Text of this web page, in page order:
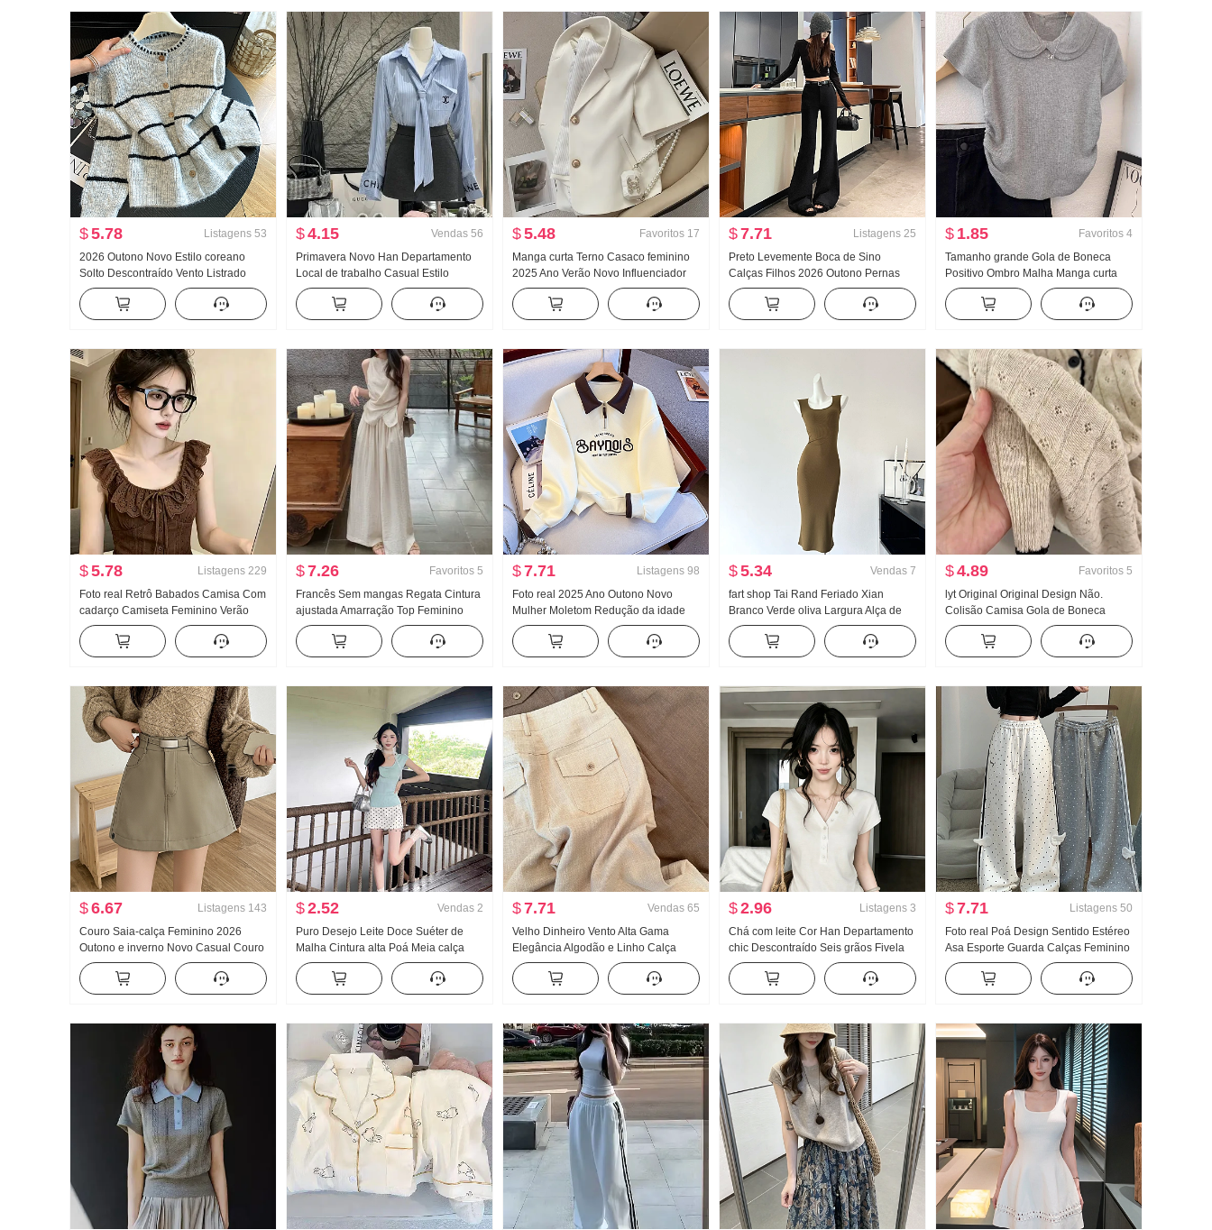
$5.78 Listagens 53
2026 Outono Novo Estilo coreano
Solto Descontraído Vento Listrado
Malha Cardigã Feminino Design
Sentido Nicho pequeno Casaco de
camisola Estilo
$4.15 Vendas 56
Primavera Novo Han Departamento
Local de trabalho Casual Estilo
Conjunto Feminino Elegância
Listrado Camisa Cintura alta Saia
midi Conjunto de duas peças
$5.48 Favoritos 17
Manga curta Terno Casaco feminino
2025 Ano Verão Novo Influenciador
Commuting Para pessoas baixas
Ultra Modelo Curto Pequeno O terno
$7.71 Listagens 25
Preto Levemente Boca de Sino
Calças Filhos 2026 Outono Pernas
bonitas Deus Calças Cintura alta
Supermodelo Calças Ajustado
Elasticidade Casual Boca de sino
$ 1.85 Favoritos 4
Tamanho grande Gola de Boneca
Positivo Ombro Malha Manga curta
Camiseta Feminino Verão Design
Sentido Modelo Curto Ajustado
Pequeno Voar Manga Compaixão Top
$5.78 Listagens 229
Foto real Retrô Babados Camisa Com
cadarço Camiseta Feminino Verão
Recorte vazado Renda Ajustado
Cintura ajustada Curto Top chic
$7.26 Favoritos 5
Francês Sem mangas Regata Cintura
ajustada Amarração Top Feminino
Verão Popular Novo Cintura elástica
Solto Calça casual Conjunto de saia
$7.71 Listagens 98
Foto real 2025 Ano Outono Novo
Mulher Moletom Redução da idade
Metade Zíper Moda Gola POLO
Casual Versátil Efeito emagrecedor
$5.34 Vendas 7
fart shop Tai Rand Feriado Xian
Branco Verde oliva Largura Alça de
Ombro Pit Artigo Vestido feminino
Primavera e verão Vestido longo
$4.89 Favoritos 5
lyt Original Original Design Não.
Colisão Camisa Gola de Boneca
Malha Top Feminino Verão Novo
Efeito emagrecedor Versátil
$6.67 Listagens 143
Couro Saia-calça Feminino 2026
Outono e inverno Novo Casual Couro
Vestido de calça Versátil Saia midi
Pele de PU Saia curta Cintura alta A
palavra Saia-calça
$2.52 Vendas 2
Puro Desejo Leite Doce Suéter de
Malha Cintura alta Poá Meia calça
Saia curta Para pessoas baixas Han
Departamento Dopamina Beleza
incrível Vestir Pegue Um conjunto
$7.71 Vendas 65
Velho Dinheiro Vento Alta Gama
Elegância Algodão e Linho Calça
casual Feminino Primavera Verão
2026 Novo Solto Efeito emagrecedor
Leve e fino Calças retas
$2.96 Listagens 3
Chá com leite Cor Han Departamento
chic Descontraído Seis grãos Fivela
Henry Colar Manga curta Camiseta
Feminino Verão Modelo fino Casual
Positivo No ombro Roupas
$7.71 Listagens 50
Foto real Poá Design Sentido Estéreo
Asa Esporte Guarda Calças Feminino
Novo Luz A. Vento Solto Reto Efeito
emagrecedor Calça casual